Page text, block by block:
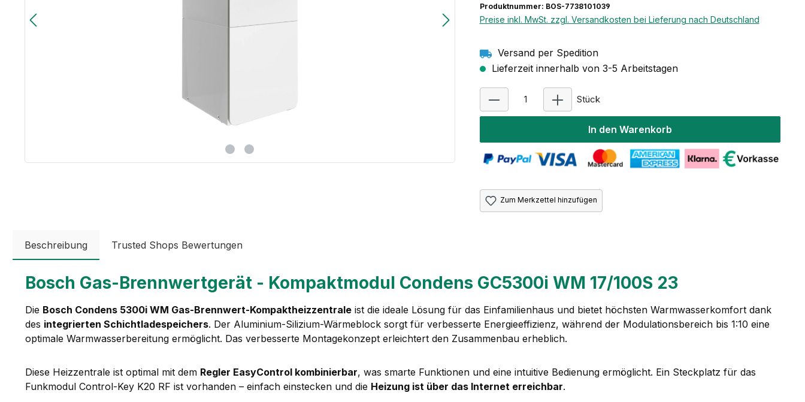
Produktnummer: BOS-7738101039
Preise inkl. MwSt. zzgl. Versandkosten bei Lieferung nach Deutschland
Versand per Spedition
Lieferzeit innerhalb von 3-5 Arbeitstagen
Stück
In den Warenkorb
Zum Merkzettel hinzufügen
Beschreibung Trusted Shops Bewertungen
Bosch Gas-Brennwertgerät - Kompaktmodul Condens GC5300i WM 17/100S 23
Die Bosch Condens 5300i WM Gas-Brennwert-Kompaktheizzentrale ist die ideale Lösung für das Einfamilienhaus und bietet höchsten Warmwasserkomfort dank
des integrierten Schichtladespeichers. Der Aluminium-Silizium-Wärmeblock sorgt für verbesserte Energieeffizienz, während der Modulationsbereich bis 1:10 eine
optimale Warmwasserbereitung ermöglicht. Das verbesserte Montagekonzept erleichtert den Zusammenbau erheblich.
Diese Heizzentrale ist optimal mit dem Regler EasyControl kombinierbar, was smarte Funktionen und eine intuitive Bedienung ermöglicht. Ein Steckplatz für das
Funkmodul Control-Key K20 RF ist vorhanden – einfach einstecken und die Heizung ist über das Internet erreichbar.